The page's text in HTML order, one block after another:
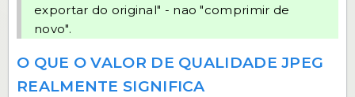
exportar do original" - nao "comprimir de
novo".
O QUE O VALOR DE QUALIDADE JPEG
REALMENTE SIGNIFICA